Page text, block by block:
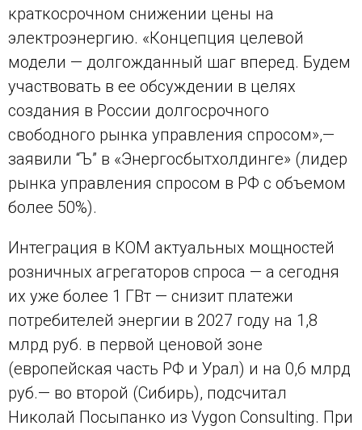
краткосрочном снижении цены на
электроэнергию. «Концепция целевой
модели — долгожданный шаг вперед. Будем
участвовать в ее обсуждении в целях
создания в России долгосрочного
свободного рынка управления спросом»,—
заявили “Ъ” в «Энергосбытхолдинге» (лидер
рынка управления спросом в РФ с объемом
более 50%).
Интеграция в КОМ актуальных мощностей
розничных агрегаторов спроса — а сегодня
их уже более 1 ГВт — снизит платежи
потребителей энергии в 2027 году на 1,8
млрд руб. в первой ценовой зоне
(европейская часть РФ и Урал) и на 0,6 млрд
руб.— во второй (Сибирь), подсчитал
Николай Посыпанко из Vygon Consulting. При